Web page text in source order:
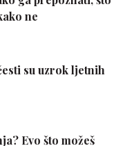
ne
su uzrok ljetnih
Evo što možeš